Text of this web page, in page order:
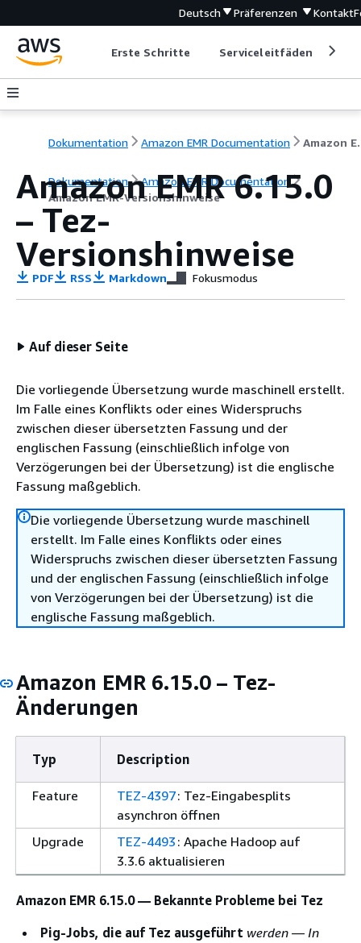
Deutsch Präferenzen Kontakt
Erste Schritte Serviceleitfäden
Dokumentation Amazon EMR Documentation
Dokumentation
Amazon EMR Documentation
Amazon EMR-Versionshinweise
Amazon EMR 6.15.0
– Tez-
Versionshinweise
PDF RSS Markdown Fokusmodus
Auf dieser Seite
Die vorliegende Übersetzung wurde maschinell erstellt.
Im Falle eines Konflikts oder eines Widerspruchs
zwischen dieser übersetzten Fassung und der
englischen Fassung (einschließlich infolge von
Verzögerungen bei der Übersetzung) ist die englische
Fassung maßgeblich.
Die vorliegende Übersetzung wurde maschinell
erstellt. Im Falle eines Konflikts oder eines
Widerspruchs zwischen dieser übersetzten Fassung
und der englischen Fassung (einschließlich infolge
von Verzögerungen bei der Übersetzung) ist die
englische Fassung maßgeblich.
Amazon EMR 6.15.0 – Tez-
Änderungen
Typ Description
Feature TEZ-4397: Tez-Eingabesplits
asynchron öffnen
Upgrade
TEZ-4493 : Apache Hadoop auf
3.3.6 aktualisieren
Amazon EMR 6.15.0 — Bekannte Probleme bei Tez
Pig-Jobs, die auf Tez ausgeführt werden — In